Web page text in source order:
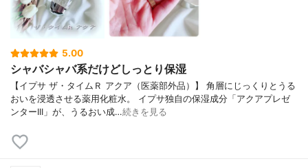
5.00
シャバシャバ系だけどしっとり保湿
【イプサ ザ・タイムＲ アクア（医薬部外品）】 角層にじっくりとうる
おいを浸透させる薬用化粧水。 イプサ独自の保湿成分「アクアプレゼ
ンターIII」が、うるおい成…続きを見る